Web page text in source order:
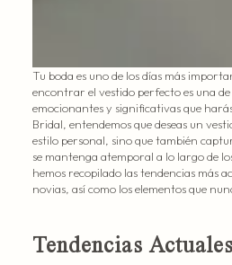
Tu boda es uno de los días más
encontrar el vestido perfecto es una de
emocionantes y significativas que
Bridal, entendemos que deseas un
estilo personal, sino que también
se mantenga atemporal a lo largo de
hemos recopilado las tendencias más
novias, así como los elementos que
Tendencias